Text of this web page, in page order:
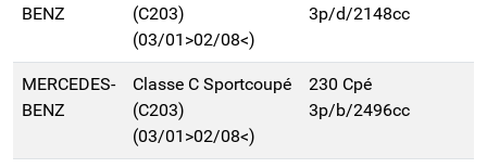
BENZ
(C203)
(03/01>02/08<)
3p/d/2148cc
MERCEDES-
BENZ
Classe C Sportcoupé
(C203)
(03/01>02/08<)
230 Cpé
3p/b/2496cc